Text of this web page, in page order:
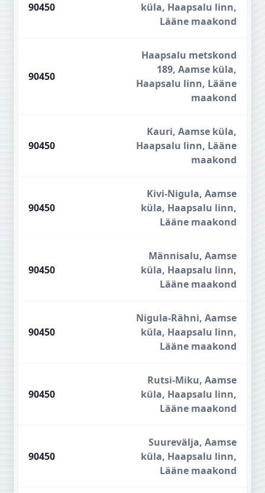
90450
küla, Haapsalu linn,
Lääne maakond
90450
Haapsalu metskond
189, Aamse küla,
Haapsalu linn, Lääne
maakond
90450
Kauri, Aamse küla,
Haapsalu linn, Lääne
maakond
90450
Kivi-Nigula, Aamse
küla, Haapsalu linn,
Lääne maakond
90450
Männisalu, Aamse
küla, Haapsalu linn,
Lääne maakond
90450
Nigula-Rähni, Aamse
küla, Haapsalu linn,
Lääne maakond
90450
Rutsi-Miku, Aamse
küla, Haapsalu linn,
Lääne maakond
90450
Suurevälja, Aamse
küla, Haapsalu linn,
Lääne maakond